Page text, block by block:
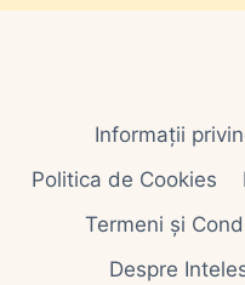
Informații
Politica de Cookies
Termeni și
Despre